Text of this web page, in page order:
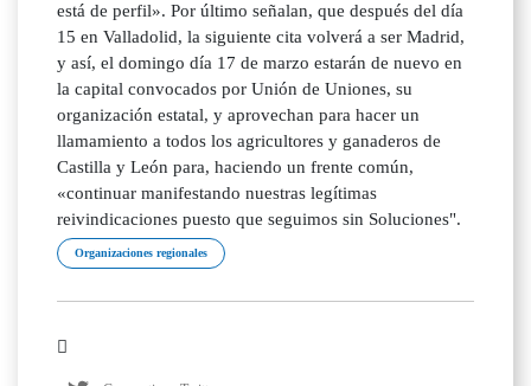
está de perfil». Por último señalan, que después del día
15 en Valladolid, la siguiente cita volverá a ser Madrid,
y así, el domingo día 17 de marzo estarán de nuevo en
la capital convocados por Unión de Uniones, su
organización estatal, y aprovechan para hacer un
llamamiento a todos los agricultores y ganaderos de
Castilla y León para, haciendo un frente común,
«continuar manifestando nuestras legítimas
reivindicaciones puesto que seguimos sin Soluciones".
Organizaciones regionales